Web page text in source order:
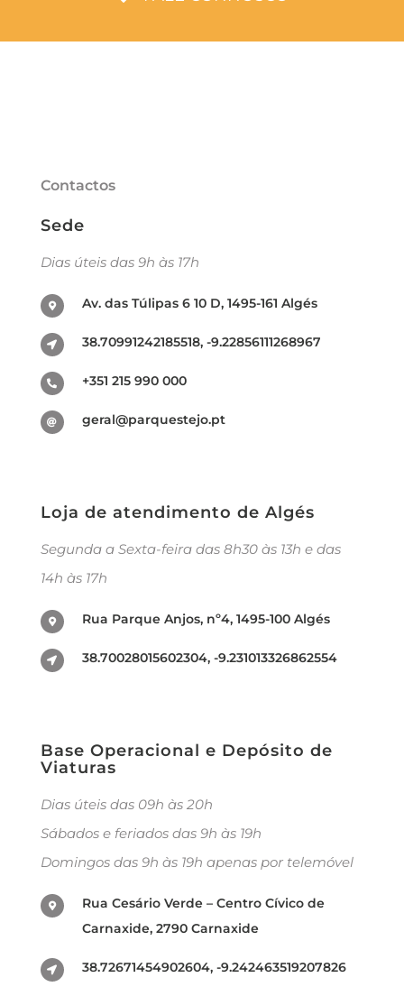
Contactos
Sede
Dias úteis das 9h às 17h
Av. das Túlipas 6 10 D, 1495-161 Algés
38.70991242185518, -9.22856111268967
+351 215 990 000
geral@parquestejo.pt
Loja de atendimento de Algés
Segunda a Sexta-feira das 8h30 às 13h e das
14h às 17h
Rua Parque Anjos, nº4, 1495-100 Algés
38.70028015602304, -9.231013326862554
Base Operacional e Depósito de
Viaturas
Dias úteis das 09h às 20h
Sábados e feriados das 9h às 19h
Domingos das 9h às 19h apenas por telemóvel
Rua Cesário Verde – Centro Cívico de
Carnaxide, 2790 Carnaxide
38.72671454902604, -9.242463519207826